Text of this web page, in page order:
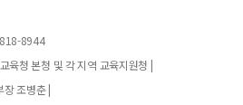
8944
육청 본청 및 각 지역 교육지원청 |
조병춘 |